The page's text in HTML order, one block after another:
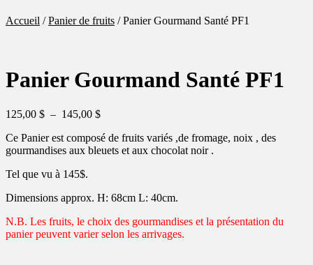
Accueil /Panier de fruits /Panier Gourmand Santé PF1
Panier Gourmand Santé PF1
125,00 $ – 145,00 $Plage
prix :
125,00 $
Ce Panier est composé de fruits variés ,de fromage, noix , des
gourmandises aux bleuets et aux chocolat noir .
Tel que vu à 145$.
Dimensions approx. H: 68cm L: 40cm.
N.B. Les fruits, le choix des gourmandises et la présentation du
panier peuvent varier selon les arrivages.